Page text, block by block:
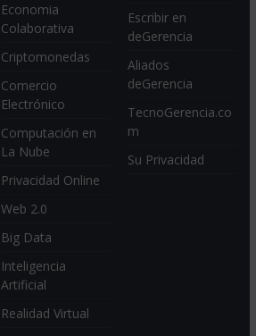
Economia
Colaborativa
Criptomonedas
Comercio
Electrónico
Computación en
La Nube
Privacidad Online
Web 2.0
Big Data
Inteligencia
Artificial
Realidad Virtual
Escribir en
deGerencia
Aliados
deGerencia
TecnoGerencia.co
m
Su Privacidad